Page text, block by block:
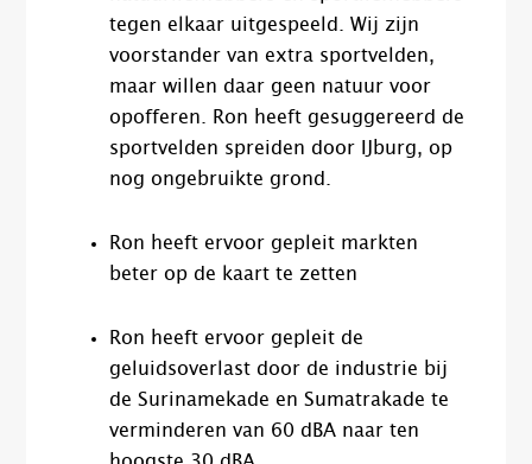
tegen elkaar uitgespeeld. Wij zijn
voorstander van extra sportvelden,
maar willen daar geen natuur voor
opofferen. Ron heeft gesuggereerd de
sportvelden spreiden door IJburg, op
nog ongebruikte grond.
Ron heeft ervoor gepleit markten
beter op de kaart te zetten
Ron heeft ervoor gepleit de
geluidsoverlast door de industrie bij
de Surinamekade en Sumatrakade te
verminderen van 60 dBA naar ten